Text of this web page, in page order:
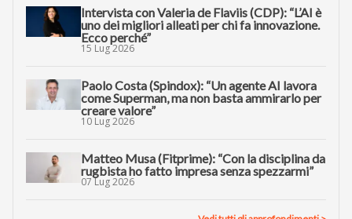
Intervista con Valeria de Flaviis (CDP): “L’AI è
uno dei migliori alleati per chi fa innovazione.
Ecco perché”
15 Lug 2026
Paolo Costa (Spindox): “Un agente AI lavora
come Superman, ma non basta ammirarlo per
creare valore”
10 Lug 2026
Matteo Musa (Fitprime): “Con la disciplina da
rugbista ho fatto impresa senza spezzarmi”
07 Lug 2026